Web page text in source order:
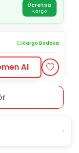
Ücretsiz
Kargo
Kargo Bedava
Al
›